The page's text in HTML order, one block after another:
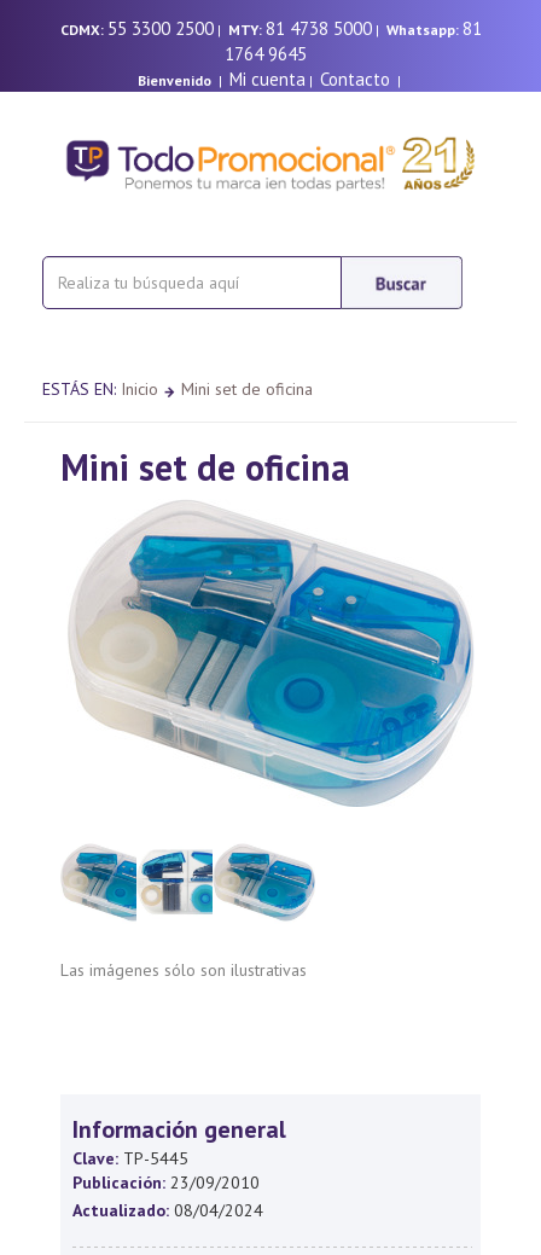
CDMX: 55 3300 2500| MTY: 81 4738 5000| Whatsapp: 81
1764 9645
Bienvenido| Mi cuenta | Contacto |
ESTÁS EN: Inicio Mini set de oficina
Mini set de oficina
Las imágenes sólo son ilustrativas
Información general
Clave: TP-5445
Publicación: 23/09/2010
Actualizado: 08/04/2024